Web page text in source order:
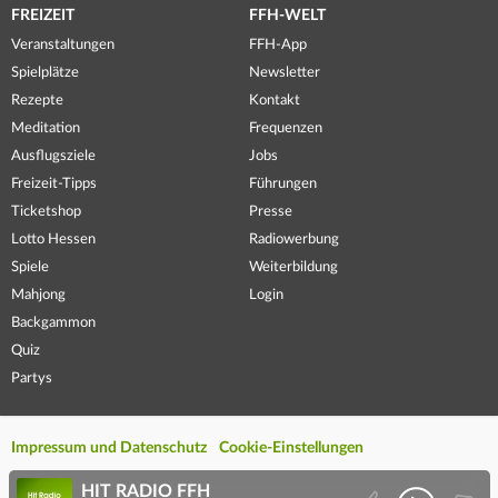
FREIZEIT
Veranstaltungen
Spielplätze
Rezepte
Meditation
Ausflugsziele
Freizeit-Tipps
Ticketshop
Lotto Hessen
Spiele
Mahjong
Backgammon
Quiz
Partys
FFH-WELT
FFH-App
Newsletter
Kontakt
Frequenzen
Jobs
Führungen
Presse
Radiowerbung
Weiterbildung
Login
Impressum und Datenschutz Cookie-Einstellungen
HIT RADIO FFH